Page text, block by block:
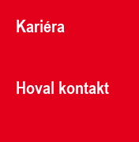
Kariéra
Hoval kontakt